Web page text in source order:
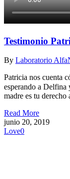
Testimonio
By Laboratorio Alfa
Patricia nos cuenta
esperando a
madre es tu
Read More
junio 20, 2019
Love0